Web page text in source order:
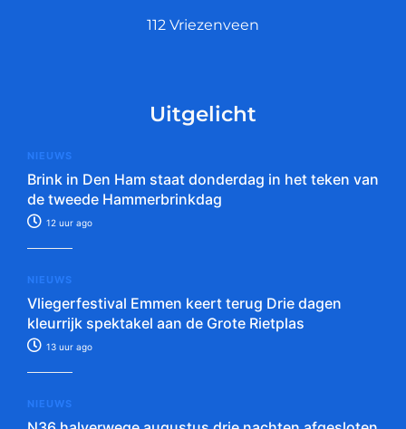
112 Vriezenveen
Uitgelicht
NIEUWS
Brink in Den Ham staat donderdag in het teken van
de tweede Hammerbrinkdag
12 uur ago
NIEUWS
Vliegerfestival Emmen keert terug Drie dagen
kleurrijk spektakel aan de Grote Rietplas
13 uur ago
NIEUWS